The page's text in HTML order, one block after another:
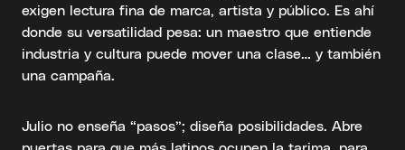
exigen lectura fina de marca, artista y público. Es ahí
donde su versatilidad pesa: un maestro que entiende
industria y cultura puede mover una clase… y también
una campaña.
Julio no enseña “pasos”; diseña posibilidades. Abre